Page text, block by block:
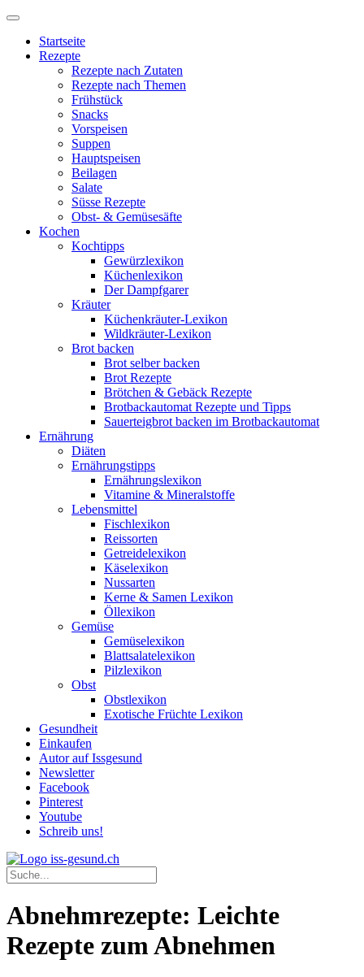
Startseite
Rezepte
Rezepte nach Zutaten
Rezepte nach Themen
Frühstück
Snacks
Vorspeisen
Suppen
Hauptspeisen
Beilagen
Salate
Süsse Rezepte
Obst- & Gemüsesäfte
Kochen
Kochtipps
Gewürzlexikon
Küchenlexikon
Der Dampfgarer
Kräuter
Küchenkräuter-Lexikon
Wildkräuter-Lexikon
Brot backen
Brot selber backen
Brot Rezepte
Brötchen & Gebäck Rezepte
Brotbackautomat Rezepte und Tipps
Sauerteigbrot backen im Brotbackautomat
Ernährung
Diäten
Ernährungstipps
Ernährungslexikon
Vitamine & Mineralstoffe
Lebensmittel
Fischlexikon
Reissorten
Getreidelexikon
Käselexikon
Nussarten
Kerne & Samen Lexikon
Öllexikon
Gemüse
Gemüselexikon
Blattsalatelexikon
Pilzlexikon
Obst
Obstlexikon
Exotische Früchte Lexikon
Gesundheit
Einkaufen
Autor auf Issgesund
Newsletter
Facebook
Pinterest
Youtube
Schreib uns!
Abnehmrezepte: Leichte
Rezepte zum Abnehmen